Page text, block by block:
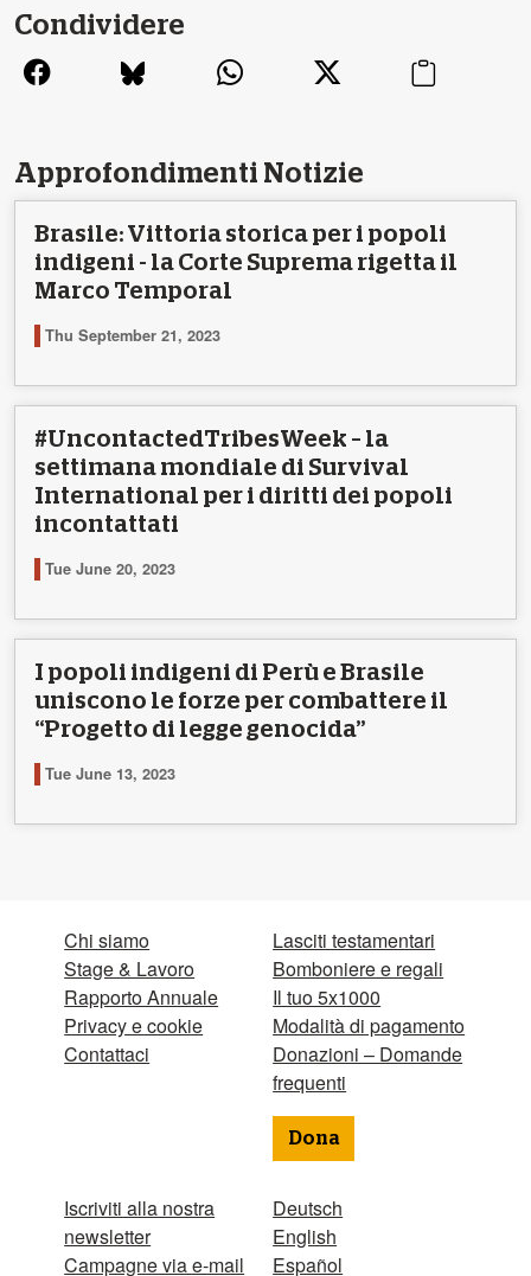
Condividere
Approfondimenti Notizie
Brasile: Vittoria storica per i popoli
indigeni - la Corte Suprema rigetta il
Marco Temporal
Thu September 21, 2023
#UncontactedTribesWeek – la
settimana mondiale di Survival
International per i diritti dei popoli
incontattati
Tue June 20, 2023
I popoli indigeni di Perù e Brasile
uniscono le forze per combattere il
“Progetto di legge genocida”
Tue June 13, 2023
Chi siamo
Stage & Lavoro
Rapporto Annuale
Privacy e cookie
Contattaci
Iscriviti alla nostra
newsletter
Campagne via e-mail
Lasciti testamentari
Bomboniere e regali
Il tuo 5x1000
Modalità di pagamento
Donazioni – Domande
frequenti
Dona
Deutsch
English
Español